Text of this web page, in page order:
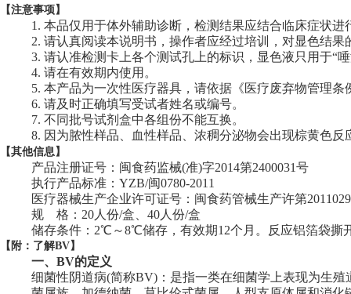
【注意事项】
1. 本品仅用于体外辅助诊断，检测结果应结合临床症状进
2. 请认真阅读本说明书，操作者应经过培训，对显色结果
3. 请认准检测卡上各个测试孔上的标识，显色液只用于“
4. 请在有效期内使用。
5. 本产品为一次性医疗器具，请依据《医疗废弃物管理
6. 请及时正确填写受试者姓名或编号。
7. 不同批号试剂盒中各组份不能互换。
8. 因为脓性样品、血性样品、浓稠分泌物会出现棕黄色
【其他信息】
产品注册证号：闽食药监械(准)字2014第2400031号
执行产品标准：YZB/闽0780-2011
医疗器械生产企业许可证号：闽食药管械生产许第
规 格：20人份/盒、40人份/盒
储存条件：2℃～8℃储存，有效期12个月。反应铝箔袋撕
【附：了解BV】
一、BV的定义
细菌性阴道病(简称BV)：是指一类在细菌学上表现为生